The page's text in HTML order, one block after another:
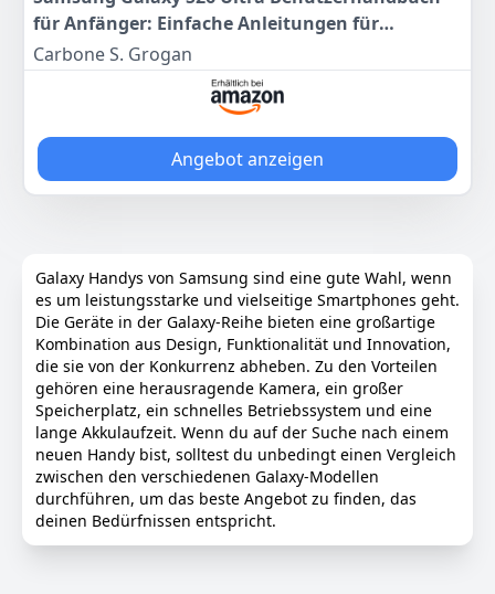
oleophoben Folie sind Öl, Wasser, Fingerabdruck und
andere Flecken leicht zu reiningen. Somit ist Ihr
Kameraschutz immer leicht zu reinigen und
verhindert unschöne Schmierereien. Ultra HD
Shotting Pixel, keine Rückstände, kein Nebel, kein
[Einfache Installation]: Einfach zu installieren nach
der Reinigung.Bitte drücken Sie die Objektivfolie nach
Schwarz Locofun 40 g
699 €
Anzeigen
für Anfänger: Einfache Anleitungen für
Einrichtung, S Pen, Kamera, Sicherheit,
Multitasking und Smart-Funktionen
Carbone S. Grogan
Angebot anzeigen
Galaxy Handys von Samsung sind eine gute Wahl, wenn
es um leistungsstarke und vielseitige Smartphones geht.
Die Geräte in der Galaxy-Reihe bieten eine großartige
Kombination aus Design, Funktionalität und Innovation,
die sie von der Konkurrenz abheben. Zu den Vorteilen
gehören eine herausragende Kamera, ein großer
Speicherplatz, ein schnelles Betriebssystem und eine
lange Akkulaufzeit. Wenn du auf der Suche nach einem
neuen Handy bist, solltest du unbedingt einen Vergleich
zwischen den verschiedenen Galaxy-Modellen
durchführen, um das beste Angebot zu finden, das
deinen Bedürfnissen entspricht.